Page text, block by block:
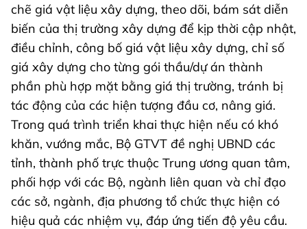
chẽ giá vật liệu xây dựng, theo dõi, bám sát diễn
biến của thị trường xây dựng để kịp thời cập nhật,
điều chỉnh, công bố giá vật liệu xây dựng, chỉ số
giá xây dựng cho từng gói thầu/dự án thành
phần phù hợp mặt bằng giá thị trường, tránh bị
tác động của các hiện tượng đầu cơ, nâng giá.
Trong quá trình triển khai thực hiện nếu có khó
khăn, vướng mắc, Bộ GTVT đề nghị UBND các
tỉnh, thành phố trực thuộc Trung ương quan tâm,
phối hợp với các Bộ, ngành liên quan và chỉ đạo
các sở, ngành, địa phương tổ chức thực hiện có
hiệu quả các nhiệm vụ, đáp ứng tiến độ yêu cầu.